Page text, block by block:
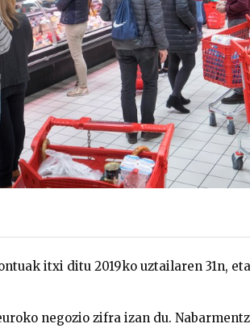
itxi ditu 2019ko uztailaren 31n,
negozio zifra izan du.